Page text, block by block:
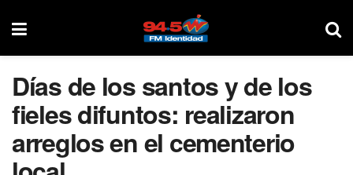
Días de los santos y de los
fieles difuntos: realizaron
arreglos en el cementerio